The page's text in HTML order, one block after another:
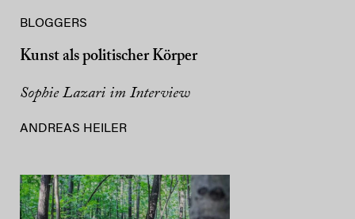
BLOGGERS
Kunst als politischer Körper
Sophie Lazari im Interview
ANDREAS HEILER